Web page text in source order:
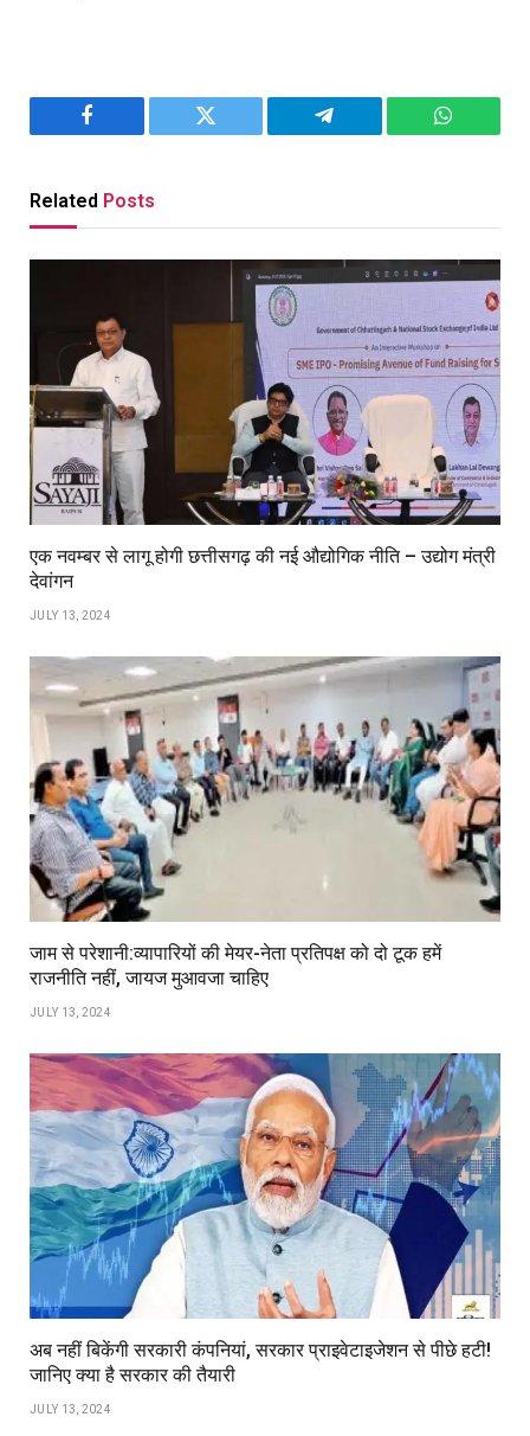
Facebook Twitter Telegram
Related Posts
एक नवम्बर से लागू होगी छत्तीसगढ़ की नई औद्योगिक नीति – उद्योग मंत्री
देवांगन
JULY 13, 2024
जाम से परेशानी:व्यापारियों की मेयर-नेता प्रतिपक्ष को दो टूक हमें
राजनीति नहीं, जायज मुआवजा चाहिए
JULY 13, 2024
अब नहीं बिकेंगी सरकारी कंपनियां, सरकार प्राइवेटाइजेशन से पीछे हटी!
जानिए क्या है सरकार की तैयारी
JULY 13, 2024